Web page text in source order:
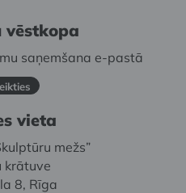
vēstkopa
saņemšana e-pastā
vieta
mežs”
krātuve
8, Rīga